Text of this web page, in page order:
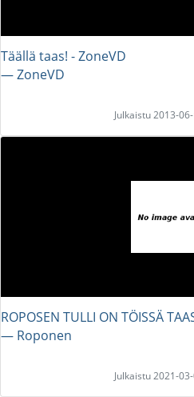
Täällä taas! - ZoneVD
― ZoneVD
Julkaistu 2013-
ROPOSEN TULLI ON TÖISSÄ
― Roponen
Julkaistu 2021-